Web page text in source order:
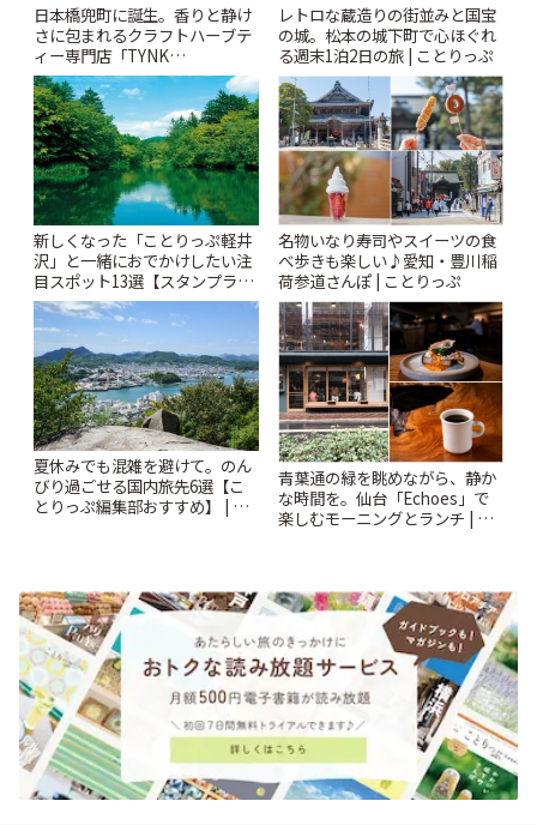
日本橋兜町に誕生。香りと静け
さに包まれるクラフトハーブテ
ィー専門店「TYNK
Kabutocho」 | ことりっぷ
レトロな蔵造りの街並みと国宝
の城。松本の城下町で心ほぐれ
る週末1泊2日の旅 | ことりっぷ
新しくなった「ことりっぷ軽井
沢」と一緒におでかけしたい注
目スポット13選【スタンプラリ
ー開催中】 | ことりっぷ
名物いなり寿司やスイーツの食
べ歩きも楽しい♪愛知・豊川稲
荷参道さんぽ | ことりっぷ
夏休みでも混雑を避けて。のん
びり過ごせる国内旅先6選【こ
とりっぷ編集部おすすめ】 | こ
青葉通の緑を眺めながら、静か
な時間を。仙台「Echoes」で
楽しむモーニングとランチ | こ